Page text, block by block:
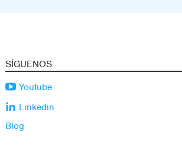
SÍGUENOS
Youtube
Linkedin
Blog